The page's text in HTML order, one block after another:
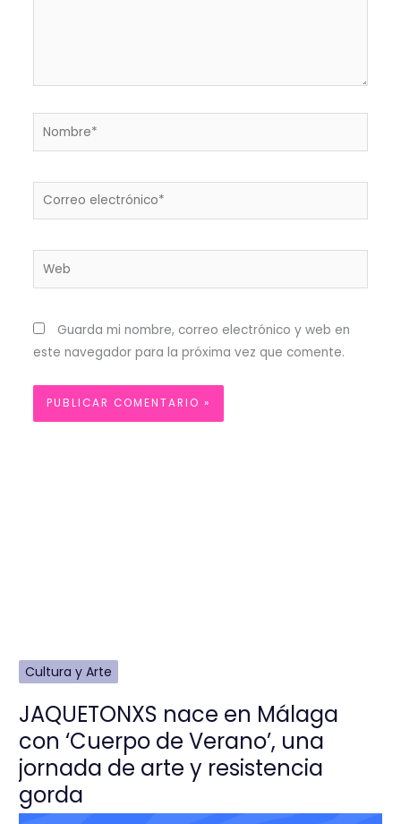
Nombre*
Correo
electrónico*
Web
Guarda mi nombre, correo electrónico y web en
este navegador para la próxima vez que comente.
Cultura y Arte
JAQUETONXS nace en Málaga
con ‘Cuerpo de Verano’, una
jornada de arte y resistencia
gorda